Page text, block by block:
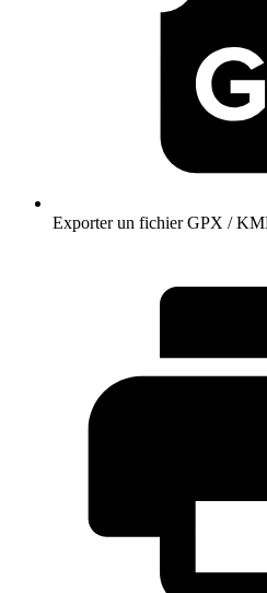
Exporter un fichier GPX /